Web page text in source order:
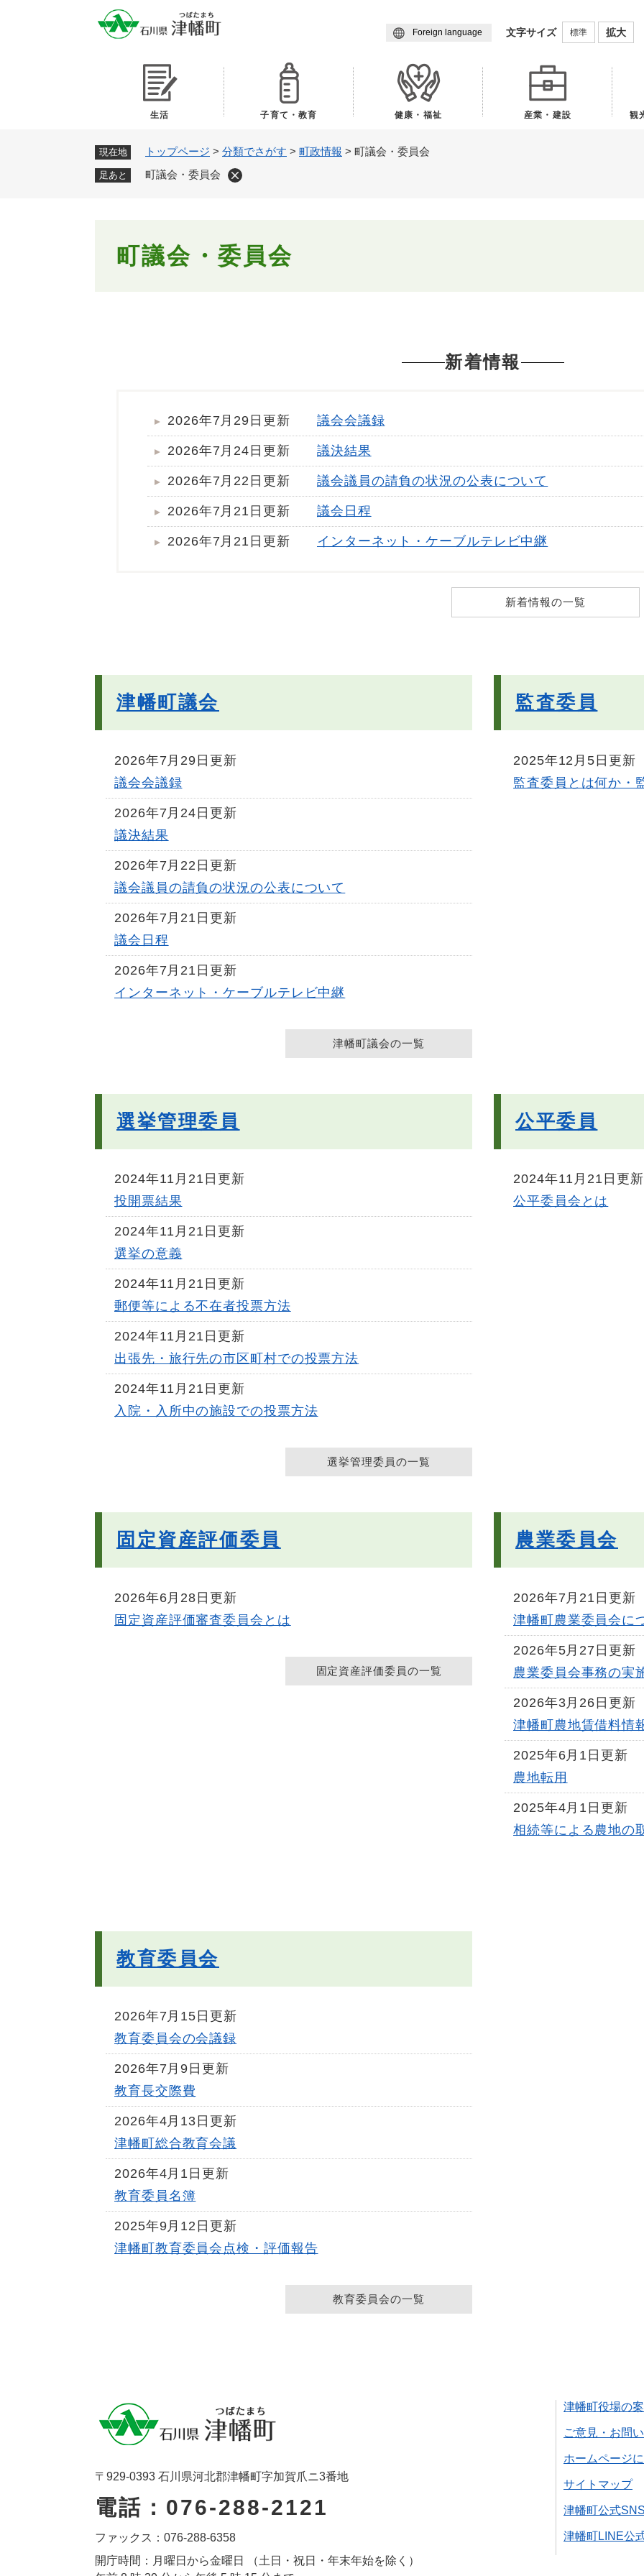
Foreign language 文字サイズ 標準 拡大
生活 子育て・教育 健康・福祉 産業・建設 観
現在地 トップページ > 分類でさがす > 町政情報 > 町議会・委員会
足あと 町議会・委員会
町議会・委員会
新着情報
2026年7月29日更新 議会会議録
2026年7月24日更新 議決結果
2026年7月22日更新 議会議員の請負の状況の公表について
2026年7月21日更新 議会日程
2026年7月21日更新 インターネット・ケーブルテレビ中継
新着情報の一覧
津幡町議会
2026年7月29日更新
議会会議録
2026年7月24日更新
議決結果
2026年7月22日更新
議会議員の請負の状況の公表について
2026年7月21日更新
議会日程
2026年7月21日更新
インターネット・ケーブルテレビ中継
津幡町議会の一覧
監査委員
2025年12月5日更新
監査委員とは何か・
選挙管理委員
2024年11月21日更新
投開票結果
2024年11月21日更新
選挙の意義
2024年11月21日更新
郵便等による不在者投票方法
2024年11月21日更新
出張先・旅行先の市区町村での投票方法
2024年11月21日更新
入院・入所中の施設での投票方法
選挙管理委員の一覧
公平委員
2024年11月21日更新
公平委員会とは
固定資産評価委員
2026年6月28日更新
固定資産評価審査委員会とは
固定資産評価委員の一覧
農業委員会
2026年7月21日更新
津幡町農業委員会に
2026年5月27日更新
農業委員会事務の実
2026年3月26日更新
津幡町農地賃借料情
2025年6月1日更新
農地転用
2025年4月1日更新
相続等による農地の
教育委員会
2026年7月15日更新
教育委員会の会議録
2026年7月9日更新
教育長交際費
2026年4月13日更新
津幡町総合教育会議
2026年4月1日更新
教育委員名簿
2025年9月12日更新
津幡町教育委員会点検・評価報告
教育委員会の一覧
〒929-0393 石川県河北郡津幡町字加賀爪ニ3番地
電話：076-288-2121
ファックス：076-288-6358
開庁時間：月曜日から金曜日 （土日・祝日・年末年始を除く）
津幡町役場の
ご意見・お問
ホームページ
サイトマップ
津幡町公式SNS
津幡町LINE公